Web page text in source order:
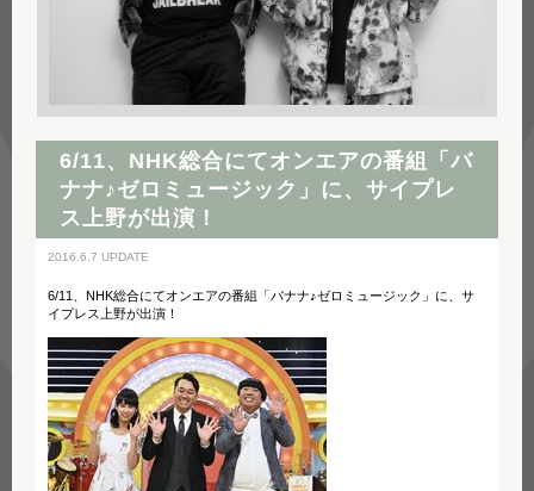
6/11、NHK総合にてオンエアの番組「バ
ナナ♪ゼロミュージック」に、サイプレ
ス上野が出演！
2016.6.7 UPDATE
6/11、NHK総合にてオンエアの番組「バナナ♪ゼロミュージック」に、サ
イプレス上野が出演！